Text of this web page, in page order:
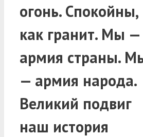
огонь. Спокойны,
как гранит. Мы —
армия страны.
— армия народа.
Великий подвиг
наш история